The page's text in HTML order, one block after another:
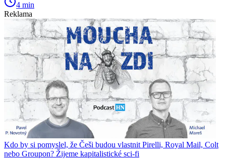
4 min
Reklama
Kdo by si pomyslel, že Češi budou vlastnit Pirelli, Royal Mail, Colt
nebo Groupon? Žijeme kapitalistické sci-fi